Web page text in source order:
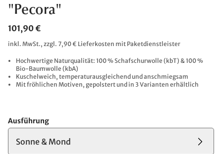
"Pecora"
101,90 €
inkl. MwSt., zzgl. 7,90 € Lieferkosten mit Paketdienstleister
Hochwertige Naturqualität: 100 % Schafschurwolle (kbT) & 100 %
Bio-Baumwolle (kbA)
Kuschelweich, temperaturausgleichend und anschmiegsam
Mit fröhlichen Motiven, gepolstert und in 3 Varianten erhältlich
Ausführung
Sonne & Mond